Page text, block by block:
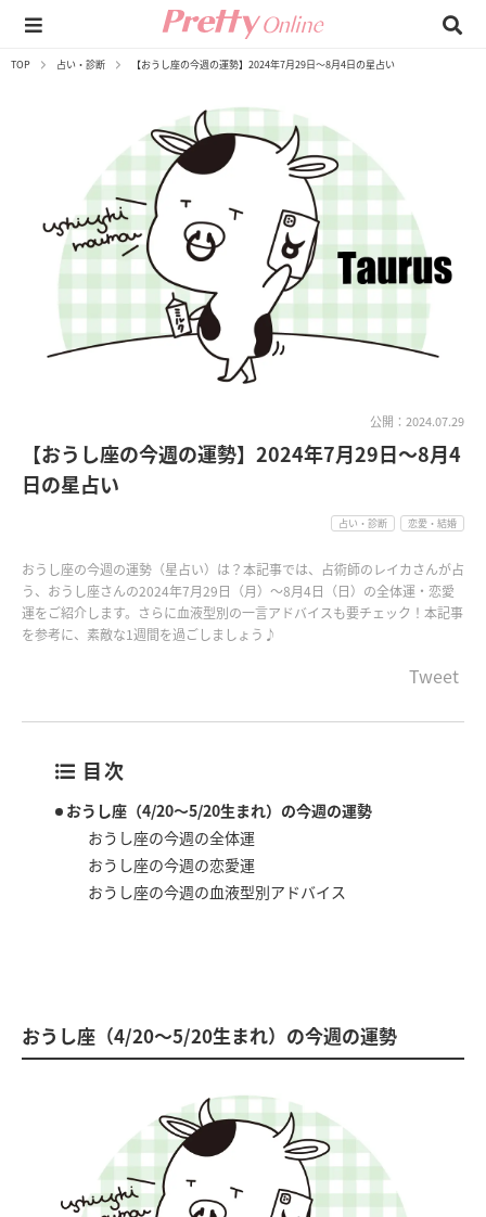
TOP 占い・診断 【おうし座の今週の運勢】2024年7月29日～8月4日の星占い
公開：2024.07.29
【おうし座の今週の運勢】2024年7月29日～8月4
日の星占い
占い・診断 恋愛・結婚
おうし座の今週の運勢（星占い）は？本記事では、占術師のレイカさんが占
う、おうし座さんの2024年7月29日（月）〜8月4日（日）の全体運・恋愛
運をご紹介します。さらに血液型別の一言アドバイスも要チェック！本記事
を参考に、素敵な1週間を過ごしましょう♪
Tweet
目次
おうし座（4/20～5/20生まれ）の今週の運勢
おうし座の今週の全体運
おうし座の今週の恋愛運
おうし座の今週の血液型別アドバイス
おうし座（4/20～5/20生まれ）の今週の運勢